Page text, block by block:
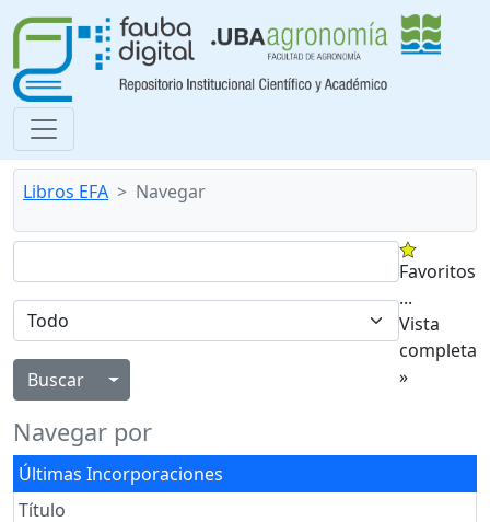
Libros EFA Navegar
Alternar menú desplegable
Favoritos
...
Vista
completa
»
Navegar por
Últimas Incorporaciones
Título